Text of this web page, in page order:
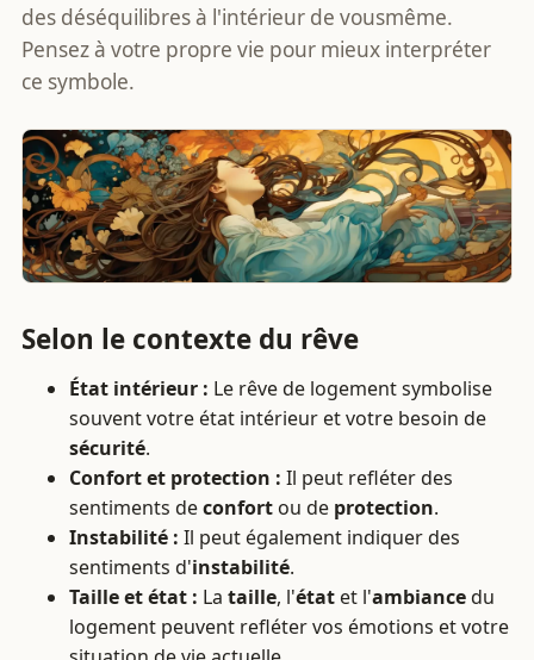
des déséquilibres à l'intérieur de vousmême.
Pensez à votre propre vie pour mieux interpréter
ce symbole.
Selon le contexte du rêve
État intérieur : Le rêve de logement symbolise
souvent votre état intérieur et votre besoin de
sécurité.
Confort et protection : Il peut refléter des
sentiments deconfort ou de protection.
Instabilité : Il peut également indiquer des
sentiments d'instabilité.
Taille et état : La taille, l'état et l'ambiancedu
logement peuvent refléter vos émotions et votre